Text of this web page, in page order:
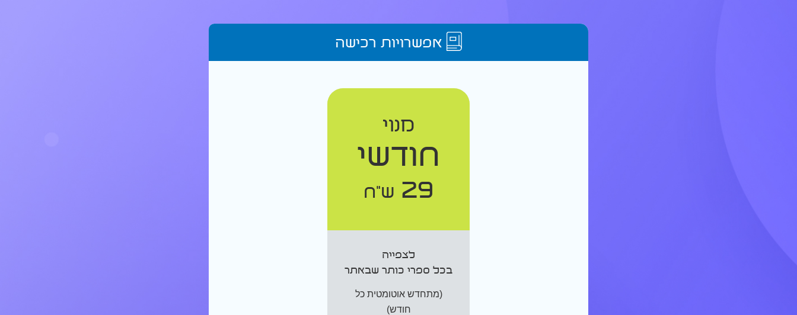
אפשרויות רכישה
מנוי
חודשי
29 ש"ח
לצפייה
בכל ספרי כותר שבאתר
(מתחדש אוטומטית כל
חודש)